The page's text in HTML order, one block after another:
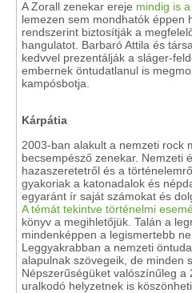
A Zorall zenekar ereje mindig is
lemezen sem mondhatók éppen
rendszerint biztosítják a
hangulatot. Barbaró Attila és
kedvvel prezentálják a sláger-
embernek öntudatlanul is
kampósbotja.
Kárpátia
2003-ban alakult a nemzeti rock
becsempésző zenekar. Nemzeti
hazaszeretetről és a
gyakoriak a katonadalok és
egyaránt ír saját számokat és
A témát tekintve történelmi
könyv a megihletőjük. Talán a
mindenképpen a legismertebb
Leggyakrabban a nemzeti
alapulnak szövegeik, de minden
Népszerűségüket valószínűleg a
uralkodó helyzetnek is